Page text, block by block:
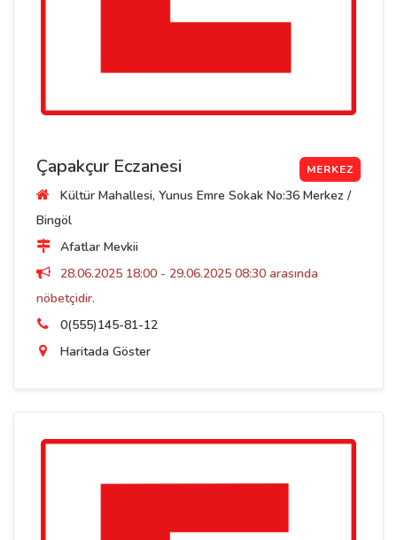
Çapakçur Eczanesi MERKEZ
Kültür Mahallesi, Yunus Emre Sokak No:36 Merkez /
Bingöl
Afatlar Mevkii
28.06.2025 18:00 - 29.06.2025 08:30 arasında
nöbetçidir.
0(555)145-81-12
Haritada Göster